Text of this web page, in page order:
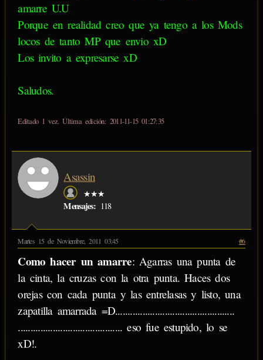
amarre U.U
Porque en realidad creo que ya tengo a los Mods
locos de tanto MP que envio xD
Los invito a expresarse xD
Saludos.
Editado 1 vez. Última edición: 2011-11-15 01:27:35
Asassin
★★★
Mensajes: 118
Martes 15 de Noviembre, 2011 03:45 #6
Como hacer un amarre: Agarras una punta de
la cinta, la cruzas con la otra punta. Haces dos
orejas con cada punta y las entrelasas y listo, una
zapatilla amarrada =D................................................​
.......................................... eso fue estupido, lo se
xD!.